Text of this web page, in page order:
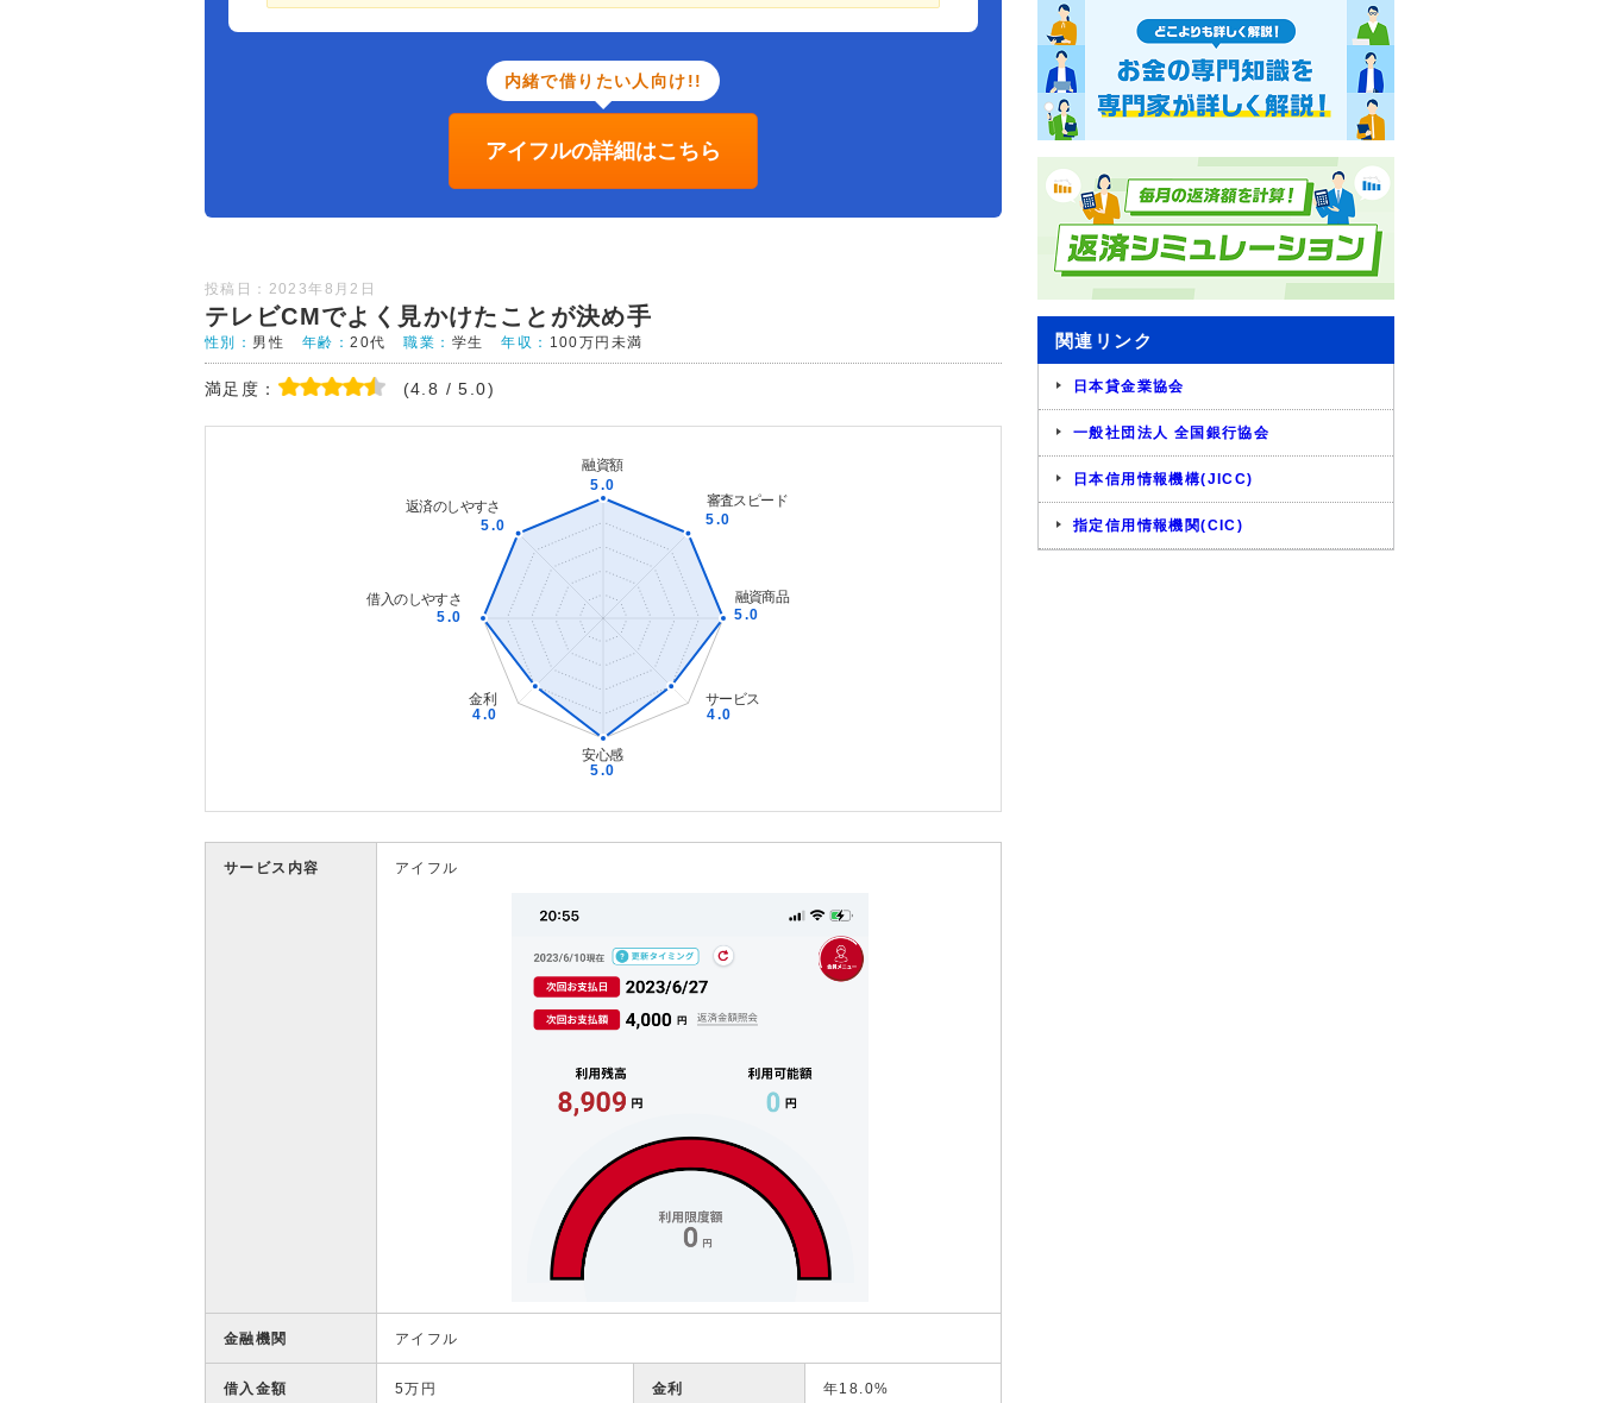
内緒で借りたい人向け!!
アイフルの詳細はこちら
投稿日：2023年8月2日
テレビCMでよく見かけたことが決め手
性別： 男性 年齢：20代 職業： 学生 年収： 100万円未満
満足度： (4.8 / 5.0)
サービス内容 アイフル
金融機関 アイフル
借入金額 5万円 金利 年18.0%
関連リンク
日本貸金業協会
一般社団法人 全国銀行協会
日本信用情報機構(JICC)
指定信用情報機関(CIC)